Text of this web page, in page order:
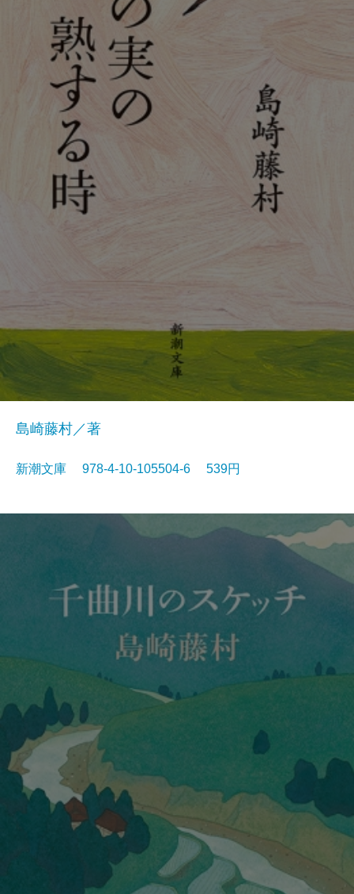
島崎藤村／著
新潮文庫 978-4-10-105504-6 539円